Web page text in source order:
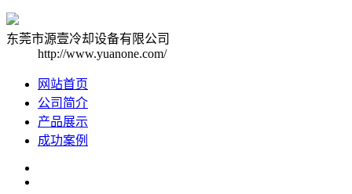
东莞市源壹冷却设备有限公司
http://www.yuanone.com/
网站首页
公司简介
产品展示
成功案例